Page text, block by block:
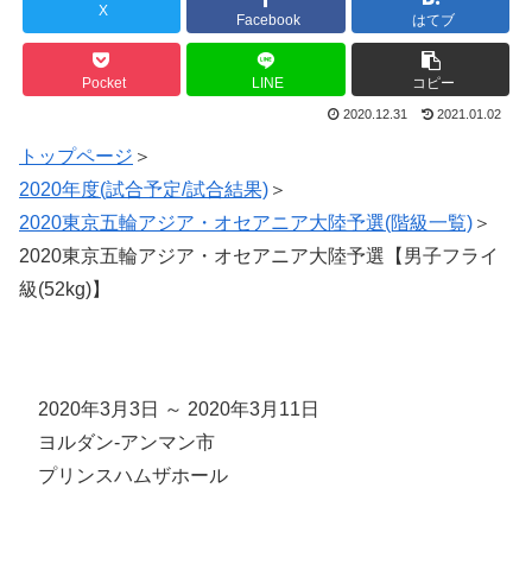
X
Facebook はてブ
Pocket LINE コピー
2020.12.31 2021.01.02
トップページ ＞
2020年度(試合予定/試合結果) ＞
2020東京五輪アジア・オセアニア大陸予選(階級一覧) ＞
2020東京五輪アジア・オセアニア大陸予選【男子フライ
級(52kg)】
2020年3月3日 ～ 2020年3月11日
ヨルダン-アンマン市
プリンスハムザホール